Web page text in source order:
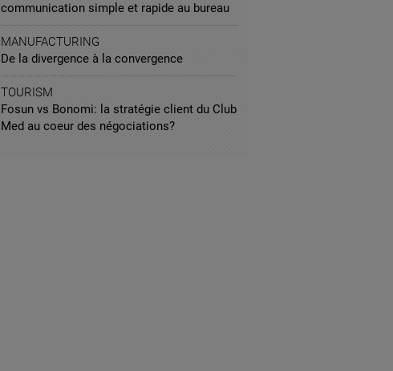
communication simple et rapide au bureau
MANUFACTURING
De la divergence à la convergence
TOURISM
Fosun vs Bonomi: la stratégie client du Club
Med au coeur des négociations?